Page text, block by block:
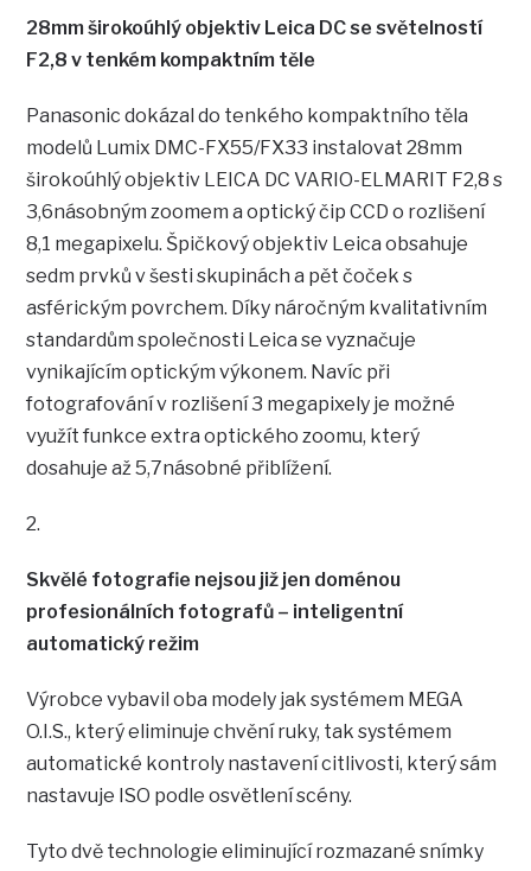
28mm širokoúhlý objektiv Leica DC se světelností
F2,8 v tenkém kompaktním těle
Panasonic dokázal do tenkého kompaktního těla
modelů Lumix DMC-FX55/FX33 instalovat 28mm
širokoúhlý objektiv LEICA DC VARIO-ELMARIT F2,8 s
3,6násobným zoomem a optický čip CCD o rozlišení
8,1 megapixelu. Špičkový objektiv Leica obsahuje
sedm prvků v šesti skupinách a pět čoček s
asférickým povrchem. Díky náročným kvalitativním
standardům společnosti Leica se vyznačuje
vynikajícím optickým výkonem. Navíc při
fotografování v rozlišení 3 megapixely je možné
využít funkce extra optického zoomu, který
dosahuje až 5,7násobné přiblížení.
2.
Skvělé fotografie nejsou již jen doménou
profesionálních fotografů – inteligentní
automatický režim
Výrobce vybavil oba modely jak systémem MEGA
O.I.S., který eliminuje chvění ruky, tak systémem
automatické kontroly nastavení citlivosti, který sám
nastavuje ISO podle osvětlení scény.
Tyto dvě technologie eliminující rozmazané snímky